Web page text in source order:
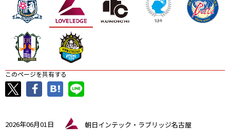
このページを共有する
2026年06月01日
朝日インテック・ラブリッジ名古屋